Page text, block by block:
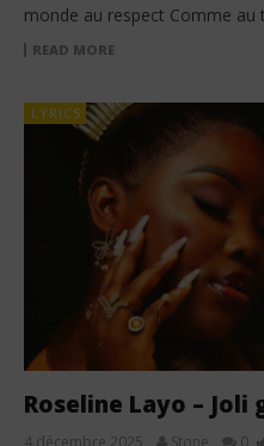
monde au respect Comme
READ MORE
LYRICS
Roseline Layo – Joli